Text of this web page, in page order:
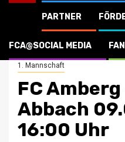
PARTNER
FCA@SOCIAL MEDIA
1. Mannschaft
FC Amberg – TSV Bad Abbach
1. Mannschaft
FC Amberg
Abbach
16:00 Uhr